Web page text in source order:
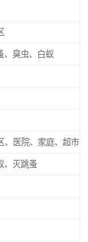
、臭虫、白蚁
、医院、家庭、超市
、灭跳蚤